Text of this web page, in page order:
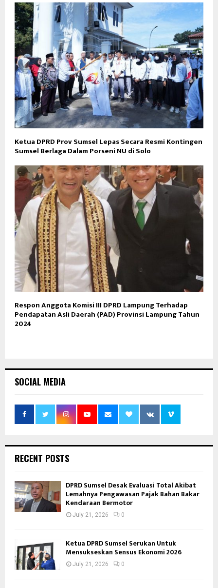
Ketua DPRD Prov Sumsel Lepas Secara Resmi Kontingen
Sumsel Berlaga Dalam Porseni NU di Solo
Respon Anggota Komisi III DPRD Lampung Terhadap
Pendapatan Asli Daerah (PAD) Provinsi Lampung Tahun
2024
SOCIAL MEDIA
RECENT POSTS
DPRD Sumsel Desak Evaluasi Total Akibat
Lemahnya Pengawasan Pajak Bahan Bakar
Kendaraan Bermotor
July 21, 2026 0
Ketua DPRD Sumsel Serukan Untuk
Mensukseskan Sensus Ekonomi 2026
July 21, 2026 0